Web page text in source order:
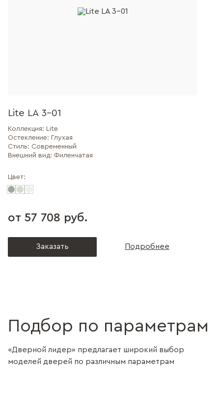
Lite LA 3-01
Коллекция: Lite
Остекление: Глухая
Стиль: Современный
Внешний вид: Филенчатая
Цвет:
от 57 708 руб.
Заказать Подробнее
Подбор по параметрам
«Дверной лидер» предлагает широкий выбор
моделей дверей по различным параметрам